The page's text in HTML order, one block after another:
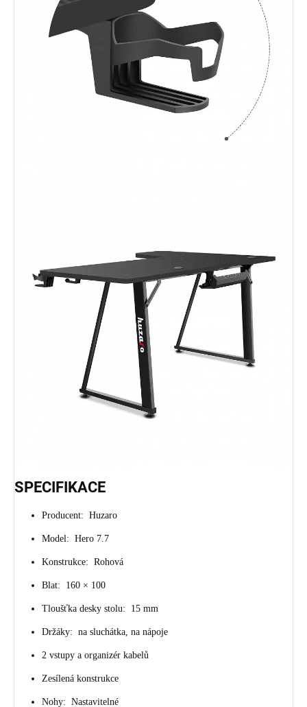
SPECIFIKACE
Producent: Huzaro
Model: Hero 7.7
Konstrukce: Rohová
Blat: 160 × 100
Tloušťka desky stolu: 15 mm
Držáky: na sluchátka, na nápoje
2 vstupy a organizér kabelů
Zesílená konstrukce
Nohy: Nastavitelné